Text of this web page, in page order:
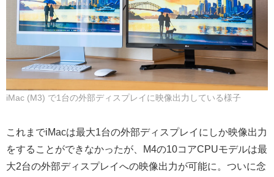
iMac (M3) で1台の外部ディスプレイに映像出力している様子
これまでiMacは最大1台の外部ディスプレイにしか映像出力
をすることができなかったが、M4の10コアCPUモデルは最
大2台の外部ディスプレイへの映像出力が可能に。ついに念